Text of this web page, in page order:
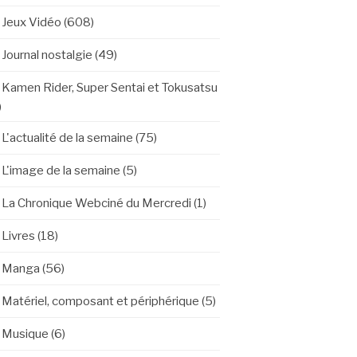
Jeux Vidéo (608)
Journal nostalgie (49)
Kamen Rider, Super Sentai et Tokusatsu
L'actualité de la semaine (75)
L'image de la semaine (5)
La Chronique Webciné du Mercredi (1)
Livres (18)
Manga (56)
Matériel, composant et périphérique (5)
Musique (6)